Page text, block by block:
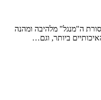
ה"מנגל" מלהיבה ומהנה
ביותר, וגם…